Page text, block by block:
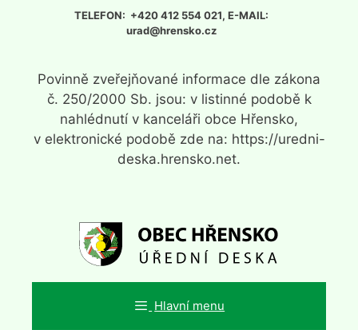
TELEFON: +420 412 554 021, E-MAIL:
urad@hrensko.cz
Povinně zveřejňované informace dle zákona
č. 250/2000 Sb. jsou: v listinné podobě k
nahlédnutí v kanceláři obce Hřensko,
v elektronické podobě zde na: https://uredni-
deska.hrensko.net.
Hlavní menu